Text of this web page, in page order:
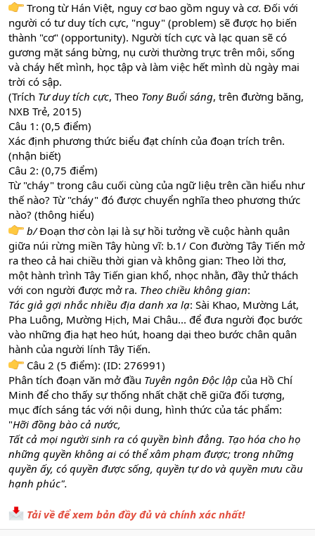
Trong từ Hán Việt, nguy cơ bao gồm nguy và cơ. Đối với
người có tư duy tích cực, "nguy" (problem) sẽ được họ biến
thành "cơ" (opportunity). Người tích cực và lạc quan sẽ có
gương mặt sáng bừng, nụ cười thường trực trên môi, sống
và cháy hết mình, học tập và làm việc hết mình dù ngày mai
trời có sập.
(Trích Tư duy tích cực, Theo Tony Buổi sáng, trên đường băng,
NXB Trẻ, 2015)
Câu 1: (0,5 điểm)
Xác định phương thức biểu đạt chính của đoạn trích trên.
(nhận biết)
Câu 2: (0,75 điểm)
Từ "cháy" trong câu cuối cùng của ngữ liệu trên cần hiểu như
thế nào? Từ "cháy" đó được chuyển nghĩa theo phương thức
nào? (thông hiểu)
b/Đoạn thơ còn lại là sự hồi tưởng về cuộc hành quân
giữa núi rừng miền Tây hùng vĩ: b.1/ Con đường Tây Tiến mở
ra theo cả hai chiều thời gian và không gian: Theo lời thơ,
một hành trình Tây Tiến gian khổ, nhọc nhằn, đầy thử thách
với con người được mở ra. Theo chiều không gian:
Tác giả gợi nhắc nhiều địa danh xa lạ: Sài Khao, Mường Lát,
Pha Luông, Mường Hịch, Mai Châu... để đưa người đọc bước
vào những địa hạt heo hút, hoang dại theo bước chân quân
hành của người lính Tây Tiến.
Câu 2 (5 điểm): (ID: 276991)
Phân tích đoạn văn mở đầu Tuyên ngôn Độc lập của Hồ Chí
Minh để cho thấy sự thống nhất chặt chẽ giữa đối tượng,
mục đích sáng tác với nội dung, hình thức của tác phẩm:
"Hỡi đồng bào cả nước,
Tất cả mọi người sinh ra có quyền bình đẳng. Tạo hóa cho họ
những quyền không ai có thể xâm phạm được; trong những
quyền ấy, có quyền được sống, quyền tự do và quyền mưu cầu
hạnh phúc".
Tải về để xem bản đầy đủ và chính xác nhất!